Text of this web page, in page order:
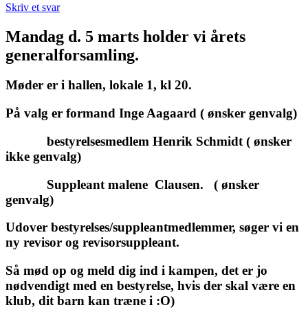
Skriv et svar
Mandag d. 5 marts holder vi årets
generalforsamling.
Møder er i hallen, lokale 1, kl 20.
På valg er formand Inge Aagaard ( ønsker genvalg)
bestyrelsesmedlem Henrik Schmidt ( ønsker
ikke genvalg)
Suppleant malene Clausen. ( ønsker
genvalg)
Udover bestyrelses/suppleantmedlemmer, søger vi en
ny revisor og revisorsuppleant.
Så mød op og meld dig ind i kampen, det er jo
nødvendigt med en bestyrelse, hvis der skal være en
klub, dit barn kan træne i :O)